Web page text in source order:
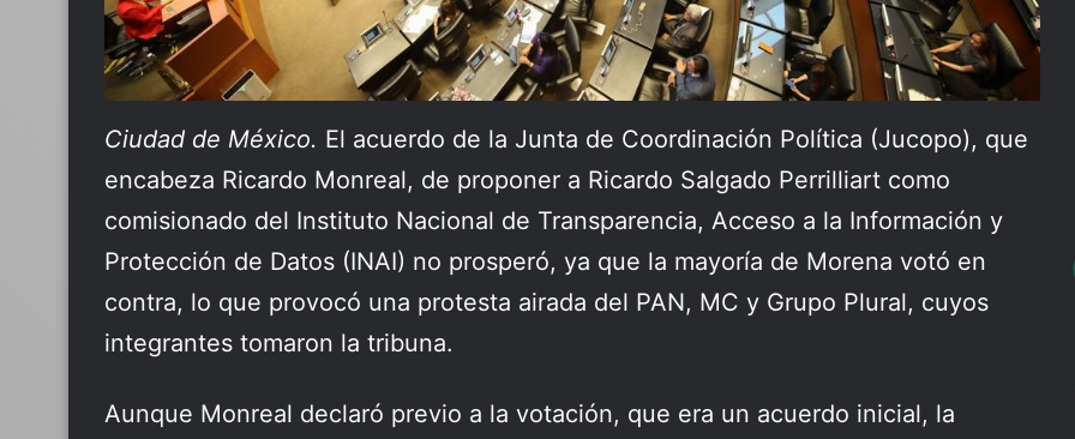
Ciudad de México. El acuerdo de la Junta de Coordinación Política (Jucopo), que
encabeza Ricardo Monreal, de proponer a Ricardo Salgado Perrilliart como
comisionado del Instituto Nacional de Transparencia, Acceso a la Información y
Protección de Datos (INAI) no prosperó, ya que la mayoría de Morena votó en
contra, lo que provocó una protesta airada del PAN, MC y Grupo Plural, cuyos
integrantes tomaron la tribuna.
Aunque Monreal declaró previo a la votación, que era un acuerdo inicial, la